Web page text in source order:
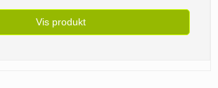
Vis produkt